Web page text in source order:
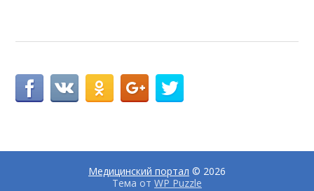
Медицинский портал © 2026
Тема от WP Puzzle